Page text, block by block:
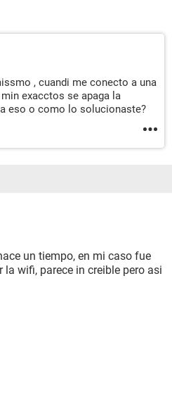
, cuandi me conecto a una
exacctos se apaga la
eso o como lo solucionaste?
un tiempo, en mi caso fue
la wifi, parece in creible pero asi